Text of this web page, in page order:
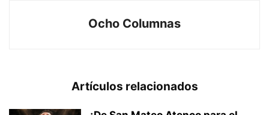
Ocho Columnas
Artículos relacionados